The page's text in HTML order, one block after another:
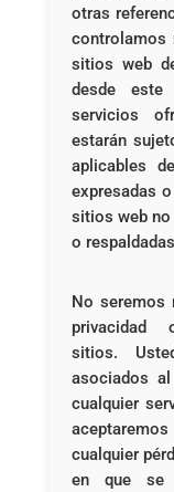
otras
controlamos
sitios web
desde
servicios
estarán
aplicables
expresadas
sitios web no
o
No seremos
sitios.
asociados
cualquier
cualquier
en que se